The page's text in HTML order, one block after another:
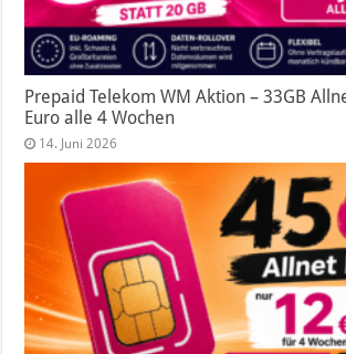
Prepaid Telekom WM Aktion – 33GB
Euro alle 4 Wochen
14. Juni 2026